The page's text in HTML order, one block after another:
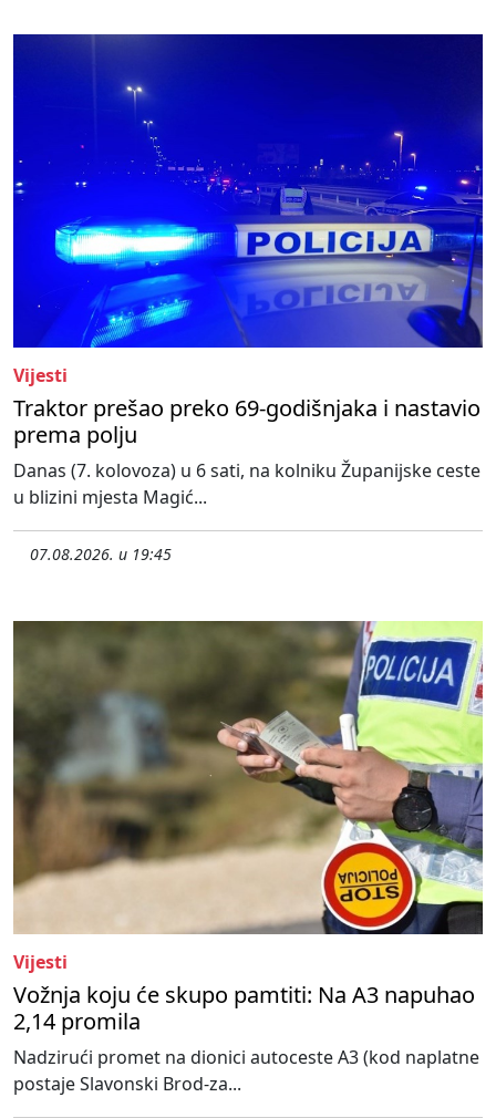
Vijesti
Traktor prešao preko 69-godišnjaka i nastavio
prema polju
Danas (7. kolovoza) u 6 sati, na kolniku Županijske ceste
u blizini mjesta Magić...
07.08.2026. u 19:45
Vijesti
Vožnja koju će skupo pamtiti: Na A3 napuhao
2,14 promila
Nadzirući promet na dionici autoceste A3 (kod naplatne
postaje Slavonski Brod-za...